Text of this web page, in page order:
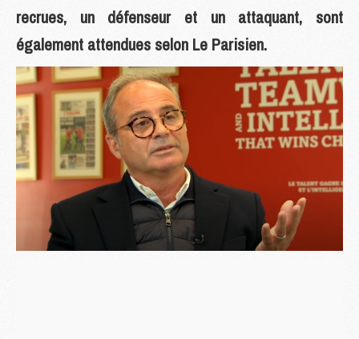
recrues, un défenseur et un attaquant, sont
également attendues selon Le Parisien.